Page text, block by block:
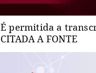
É permitida a
CITADA A FONTE